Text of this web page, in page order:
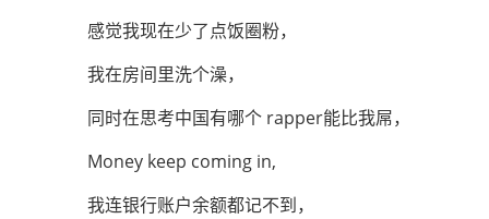
感觉我现在少了点饭圈粉，
我在房间里洗个澡，
同时在思考中国有哪个 rapper能比我屌，
Money keep coming in,
我连银行账户余额都记不到，